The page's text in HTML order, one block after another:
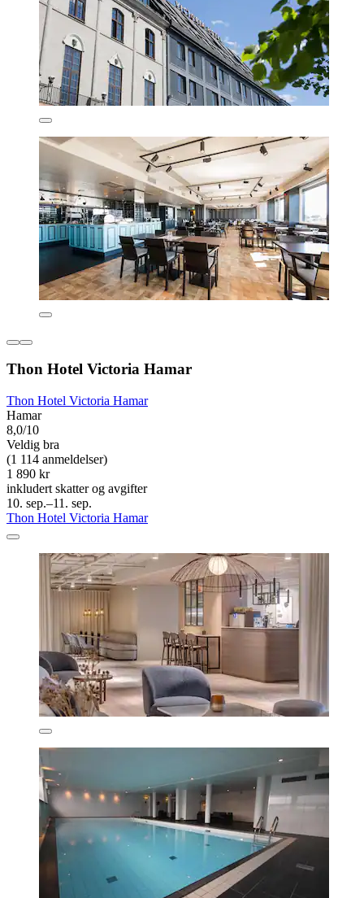
Thon Hotel Victoria Hamar
Thon Hotel Victoria Hamar
Hamar
8,0/10
Veldig bra
(1 114 anmeldelser)
1 890 kr
inkludert skatter og avgifter
10. sep.–11. sep.
Thon Hotel Victoria Hamar